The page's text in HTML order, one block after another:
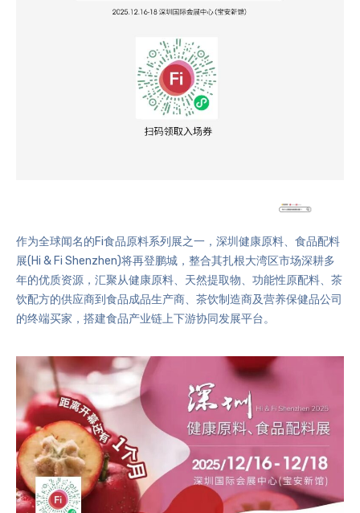
作为全球闻名的Fi食品原料系列展之一，深圳健康原料、食品配料
展(Hi & Fi Shenzhen)将再登鹏城，整合其扎根大湾区市场深耕多
年的优质资源，汇聚从健康原料、天然提取物、功能性原配料、茶
饮配方的供应商到食品成品生产商、茶饮制造商及营养保健品公司
的终端买家，搭建食品产业链上下游协同发展平台。